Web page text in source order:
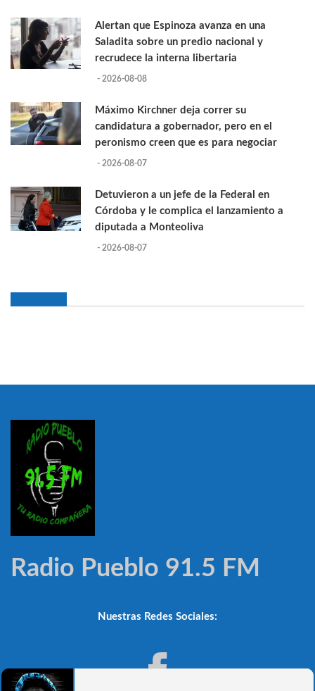
Alertan que Espinoza avanza en una
Saladita sobre un predio nacional y
recrudece la interna libertaria
- 2026-08-08
Máximo Kirchner deja correr su
candidatura a gobernador, pero en el
peronismo creen que es para negociar
- 2026-08-07
Detuvieron a un jefe de la Federal en
Córdoba y le complica el lanzamiento a
diputada a Monteoliva
- 2026-08-07
Radio Pueblo 91.5 FM
Nuestras Redes Sociales: